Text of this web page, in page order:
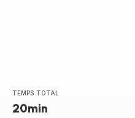
TEMPS TOTAL
20min